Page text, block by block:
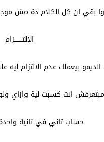
بقي ان كل الكلام دة مش
الالتــــــــزام
بيعملك عدم الالتزام
انت كسبت لية وازاي
حساب تاني في ثانية